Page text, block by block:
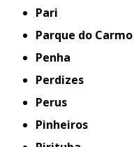
Pari
Parque do Carmo
Penha
Perdizes
Perus
Pinheiros